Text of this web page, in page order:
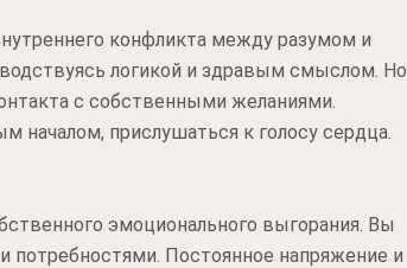
конфликта между разумом и
логикой и здравым смыслом. Но
с собственными желаниями.
прислушаться к голосу сердца.
эмоционального выгорания. Вы
потребностями. Постоянное напряжение и